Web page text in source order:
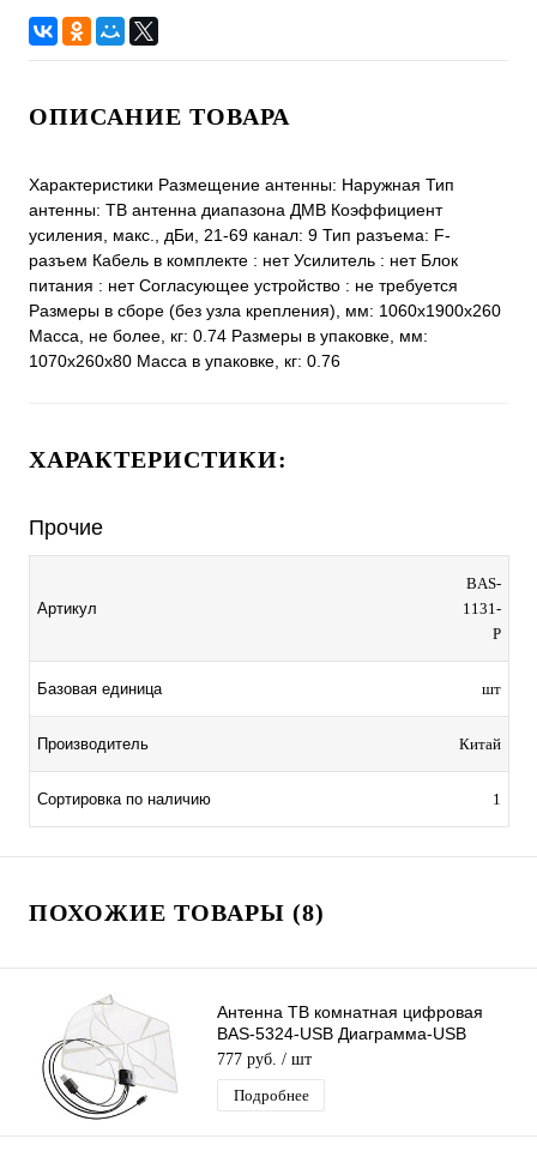
ОПИСАНИЕ ТОВАРА
Характеристики Размещение антенны: Наружная Тип
антенны: ТВ антенна диапазона ДМВ Коэффициент
усиления, макс., дБи, 21-69 канал: 9 Тип разъема: F-
разъем Кабель в комплекте : нет Усилитель : нет Блок
питания : нет Согласующее устройство : не требуется
Размеры в сборе (без узла крепления), мм: 1060x1900x260
Масса, не более, кг: 0.74 Размеры в упаковке, мм:
1070x260x80 Масса в упаковке, кг: 0.76
ХАРАКТЕРИСТИКИ:
Прочие
Артикул
BAS-
1131-
P
Базовая единица шт
Производитель Китай
Сортировка по наличию 1
ПОХОЖИЕ ТОВАРЫ (8)
Антенна ТВ комнатная цифровая
BAS-5324-USB Диаграмма-USB
эфирная для DVB-T2 телевидения
Рэмо
777 руб. / шт
Подробнее